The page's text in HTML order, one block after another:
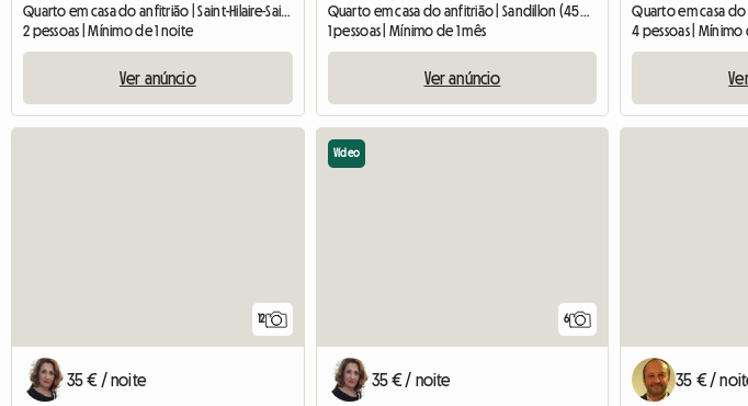
Quarto em casa do anfitrião | Saint-Hilaire-Saint-Mesmin (45160) | 60 M2
2 pessoas | Mínimo de 1 noite
Ver anúncio
Quarto em casa do anfitrião | Sandillon (45640) | 10 M2
1 pessoas | Mínimo de 1 mês
Ver anúncio
4 pessoas | Mínimo
12
35 € / noite
6
Vídeo
35 € / noite 35 € /